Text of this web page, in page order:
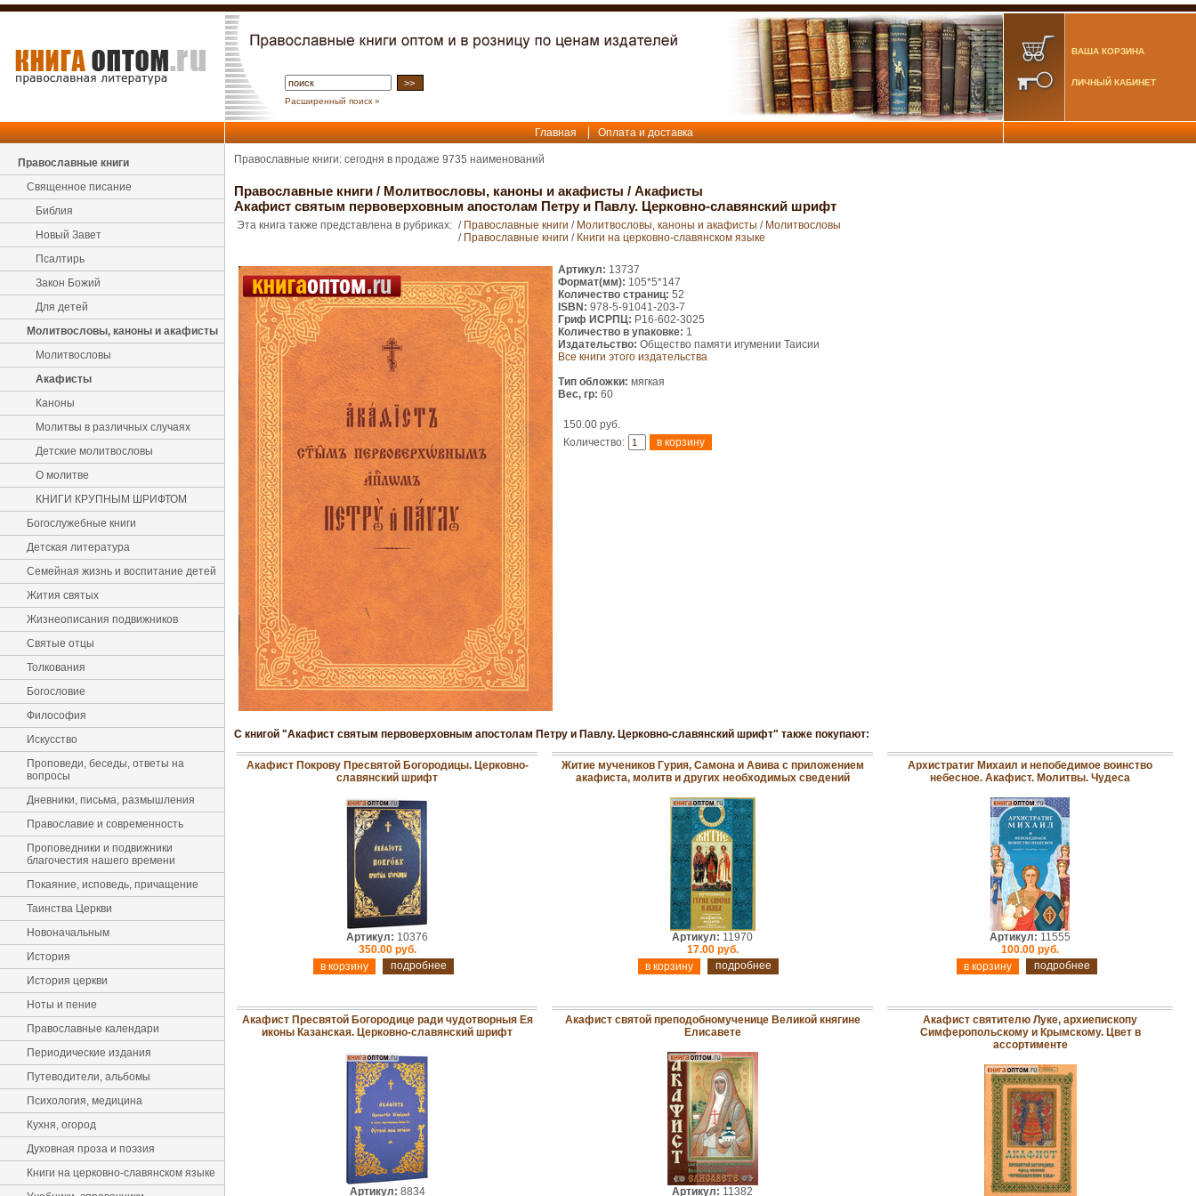
Расширенный поиск »
ВАША КОРЗИНА
ЛИЧНЫЙ КАБИНЕТ
Главная Оплата и доставка
Православные книги
Священное писание
Библия
Новый Завет
Псалтирь
Закон Божий
Для детей
Молитвословы, каноны и акафисты
Молитвословы
Акафисты
Каноны
Молитвы в различных случаях
Детские молитвословы
О молитве
КНИГИ КРУПНЫМ ШРИФТОМ
Богослужебные книги
Детская литература
Семейная жизнь и воспитание детей
Жития святых
Жизнеописания подвижников
Святые отцы
Толкования
Богословие
Философия
Искусство
Проповеди, беседы, ответы на
вопросы
Дневники, письма, размышления
Православие и современность
Проповедники и подвижники
благочестия нашего времени
Покаяние, исповедь, причащение
Таинства Церкви
Новоначальным
История
История церкви
Ноты и пение
Православные календари
Периодические издания
Путеводители, альбомы
Психология, медицина
Кухня, огород
Духовная проза и поэзия
Книги на церковно-славянском языке
Православные книги: сегодня в продаже 9735 наименований
Православные книги / Молитвословы, каноны и акафисты / Акафисты
Акафист святым первоверховным апостолам Петру и Павлу. Церковно-славянский шрифт
Эта книга также представлена в рубриках: / Православные книги / Молитвословы, каноны и акафисты / Молитвословы
/ Православные книги / Книги на церковно-славянском языке
Артикул: 13737
Формат(мм): 105*5*147
Количество страниц: 52
ISBN: 978-5-91041-203-7
Гриф ИСРПЦ: Р16-602-3025
Количество в упаковке: 1
Издательство: Общество памяти игумении Таисии
Все книги этого издательства
Тип обложки: мягкая
Вес, гр: 60
150.00 руб.
Количество:
С книгой "Акафист святым первоверховным апостолам Петру и Павлу. Церковно-славянский шрифт" также покупают:
Акафист Покрову Пресвятой Богородицы. Церковно-
славянский шрифт
Артикул: 10376
350.00 руб.
подробнее
Житие мучеников Гурия, Самона и Авива с приложением
акафиста, молитв и других необходимых сведений
Артикул: 11970
17.00 руб.
подробнее
Архистратиг Михаил и непобедимое воинство
небесное. Акафист. Молитвы. Чудеса
Артикул: 11555
100.00 руб.
подробнее
Акафист Пресвятой Богородице ради чудотворныя Ея
иконы Казанская. Церковно-славянский шрифт
Артикул: 8834
Акафист святой преподобномученице Великой княгине
Елисавете
Артикул: 11382
Акафист святителю Луке, архиепископу
Симферопольскому и Крымскому. Цвет в
ассортименте